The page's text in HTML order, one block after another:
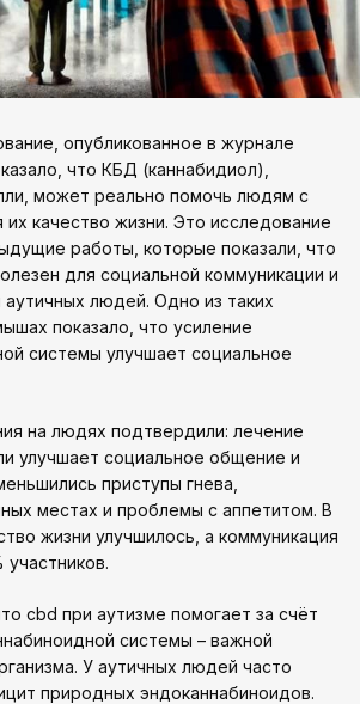
опубликованное в журнале
что КБД (каннабидиол),
может реально помочь людям с
их качество жизни. Это исследование
работы, которые показали, что
для социальной коммуникации и
людей. Одно из таких
показало, что усиление
системы улучшает социальное
на людях подтвердили: лечение
улучшает социальное общение и
приступы гнева,
местах и проблемы с аппетитом. В
жизни улучшилось, а коммуникация
cbd при аутизме помогает за счёт
системы – важной
У аутичных людей часто
природных эндоканнабиноидов.